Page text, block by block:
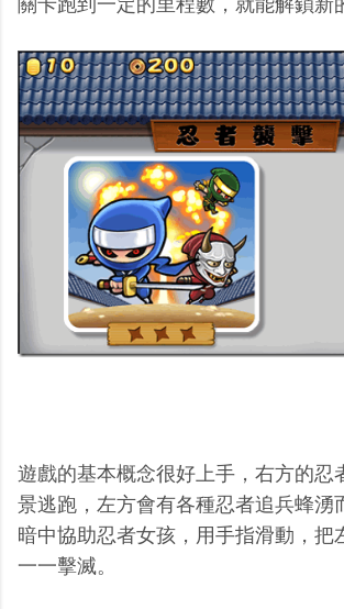
遊戲的基本概念很好上手，右方的忍
景逃跑，左方會有各種忍者追兵蜂湧
暗中協助忍者女孩，用手指滑動，把
一一擊滅。